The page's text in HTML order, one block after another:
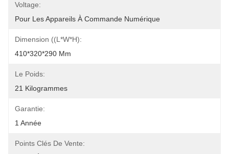
Voltage:
Pour Les Appareils À Commande Numérique
Dimension ((L*W*H):
410*320*290 Mm
Le Poids:
21 Kilogrammes
Garantie:
1 Année
Points Clés De Vente: